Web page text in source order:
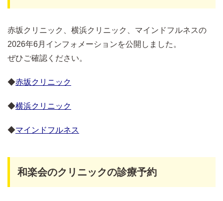
赤坂クリニック、横浜クリニック、マインドフルネスの
2026年6月インフォメーションを公開しました。
ぜひご確認ください。
◆赤坂クリニック
◆横浜クリニック
◆マインドフルネス
和楽会のクリニックの診療予約